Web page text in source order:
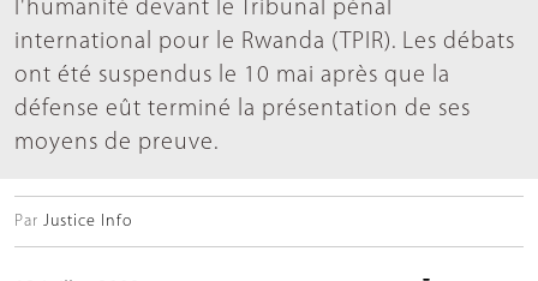
l'humanité devant le Tribunal pénal
international pour le Rwanda (TPIR). Les débats
ont été suspendus le 10 mai après que la
défense eût terminé la présentation de ses
moyens de preuve.
Par Justice Info